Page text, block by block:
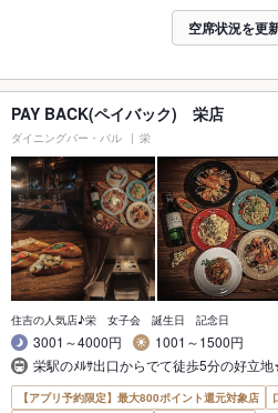
空席状況を更
PAY BACK(ペイバック) 栄店
ダイニングバー・バル 栄
住吉の人気店♪栄 女子会 誕生日 記念日
3001～4000円
1001～1500円
栄駅のﾒﾙｻ出口からでて徒歩5分の好立
【アプリ予約限定】最大800ポイント還元対象店